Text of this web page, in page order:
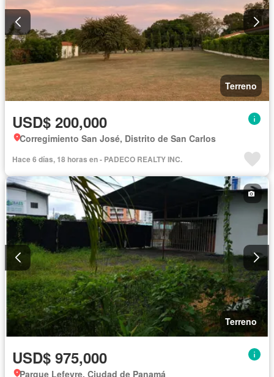
Terreno
USD$ 200,000
Corregimiento San José, Distrito de San Carlos
Hace 6 días, 18 horas en - PADECO REALTY INC.
Terreno
USD$ 975,000
Parque Lefevre, Ciudad de Panamá